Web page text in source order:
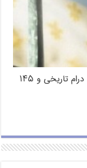
فیلم بسیار زیبا و کلاسیک ژاندارک فیلمی حماسی درام تاریخی و ۱۴۵